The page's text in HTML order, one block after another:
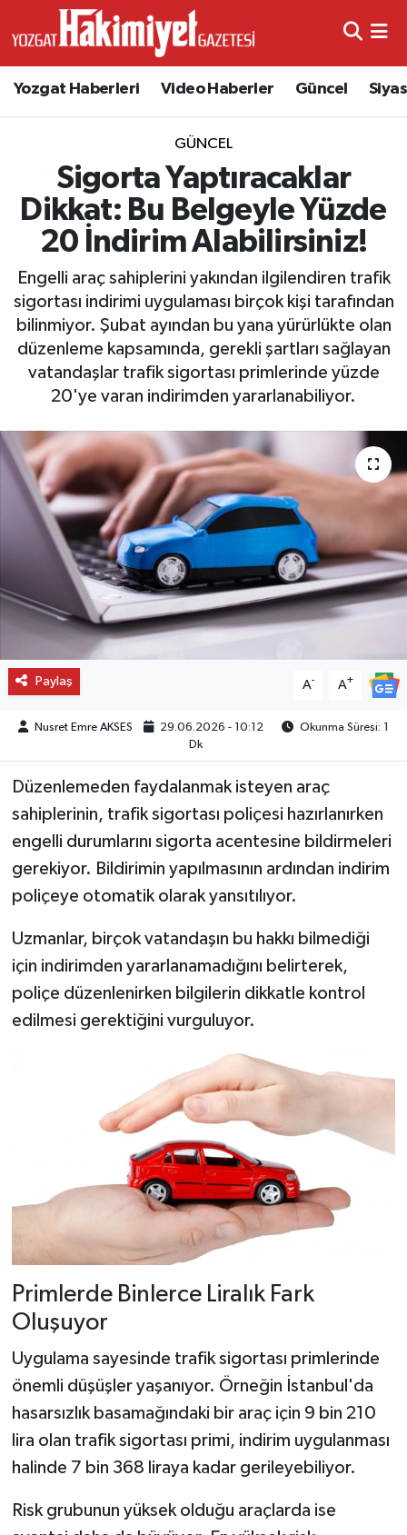
Yozgat Haberleri Video Haberler Güncel
GÜNCEL
Sigorta Yaptıracaklar
Dikkat: Bu Belgeyle Yüzde
20 İndirim Alabilirsiniz!
Engelli araç sahiplerini yakından ilgilendiren trafik
sigortası indirimi uygulaması birçok kişi tarafından
bilinmiyor. Şubat ayından bu yana yürürlükte olan
düzenleme kapsamında, gerekli şartları sağlayan
vatandaşlar trafik sigortası primlerinde yüzde
20'ye varan indirimden yararlanabiliyor.
Paylaş A- A+
Nusret Emre AKSES 29.06.2026 - 10:12
Okunma Süresi: 1
Dk
Düzenlemeden faydalanmak isteyen araç
sahiplerinin, trafik sigortası poliçesi hazırlanırken
engelli durumlarını sigorta acentesine bildirmeleri
gerekiyor. Bildirimin yapılmasının ardından indirim
poliçeye otomatik olarak yansıtılıyor.
Uzmanlar, birçok vatandaşın bu hakkı bilmediği
için indirimden yararlanamadığını belirterek,
poliçe düzenlenirken bilgilerin dikkatle kontrol
edilmesi gerektiğini vurguluyor.
Primlerde Binlerce Liralık Fark
Oluşuyor
Uygulama sayesinde trafik sigortası primlerinde
önemli düşüşler yaşanıyor. Örneğin İstanbul'da
hasarsızlık basamağındaki bir araç için 9 bin 210
lira olan trafik sigortası primi, indirim uygulanması
halinde 7 bin 368 liraya kadar gerileyebiliyor.
Risk grubunun yüksek olduğu araçlarda ise